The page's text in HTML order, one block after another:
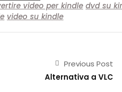
video per kindle dvd su
video su kindle
Previous Post
Alternativa a VLC